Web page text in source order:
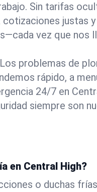
Sin tarifas
justas
vez que nos
Los problemas de
rápido, a
24/7 en
siempre son
en Central High?
o duchas